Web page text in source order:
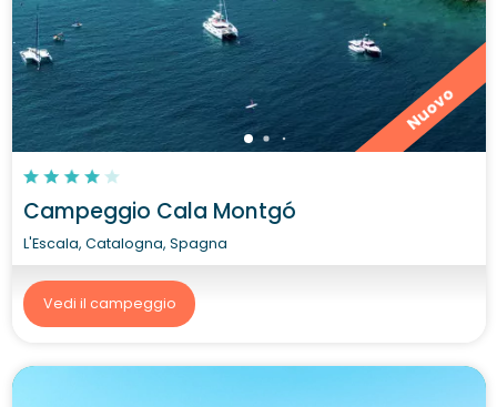
Nuovo
Campeggio Cala Montgó
L'Escala, Catalogna, Spagna
Vedi il campeggio